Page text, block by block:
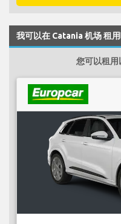
我可以在 Catania 机场 租
您可以租用